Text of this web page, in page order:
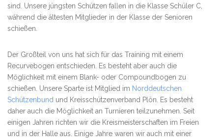
sind. Unsere jüngsten Schützen fallen in die Klasse Schüler C,
während die ältesten Mitglieder in der Klasse der Senioren
schießen.
Der Großteil von uns hat sich für das Training mit einem
Recurvebogen entschieden. Es besteht aber auch die
Möglichkeit mit einem Blank- oder Compoundbogen zu
schießen. Unsere Sparte ist Mitglied im Norddeutschen
Schützenbund und Kreisschützenverband Plön. Es besteht
daher auch die Möglichkeit an Turnieren teilzunehmen. Seit
einigen Jahren richten wir die Kreismeisterschaften im Freien
und in der Halle aus. Einige Jahre waren wir auch mit einer